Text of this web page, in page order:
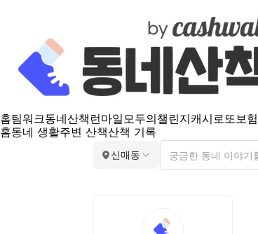
홈팀워크동네산책 런마일모두의챌린지캐시로또보험
홈동네 생활주변 산책산책 기록
신매동